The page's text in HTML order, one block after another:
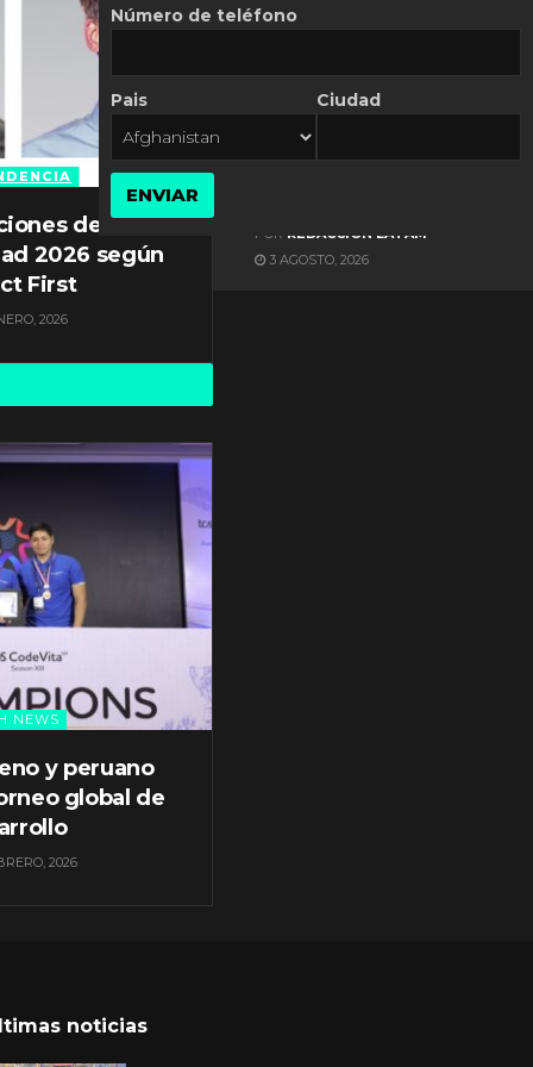
de
2026 según
First
2026
NEWS
y peruano
global de
2026
ES NOTICIA
POR REDACCIÓN LATAM
3 AGOSTO, 2026
noticias
Número de teléfono
Pais Ciudad
ENVIAR